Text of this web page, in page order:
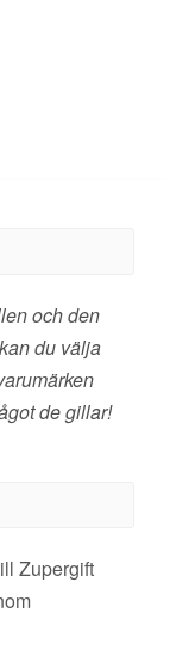
och den
du välja
de gillar!
Zupergift